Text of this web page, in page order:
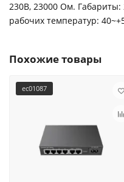
230В, 23000 Ом.
рабочих температур:
Похожие товары
ec01087